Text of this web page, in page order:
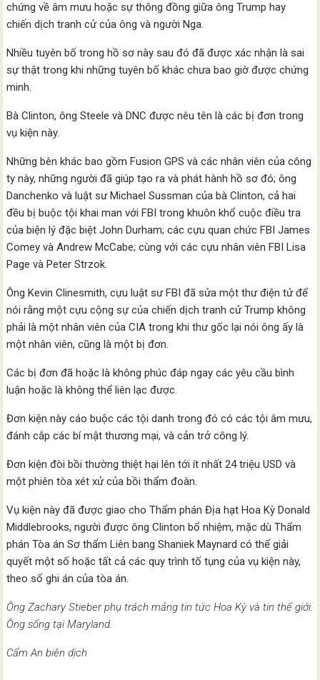
chứng về âm mưu hoặc sự thông đồng giữa ông Trump hay
chiến dịch tranh cử của ông và người Nga.
Nhiều tuyên bố trong hồ sơ này sau đó đã được xác nhận là sai
sự thật trong khi những tuyên bố khác chưa bao giờ được chứng
minh.
Bà Clinton, ông Steele và DNC được nêu tên là các bị đơn trong
vụ kiện này.
Những bên khác bao gồm Fusion GPS và các nhân viên của công
ty này, những người đã giúp tạo ra và phát hành hồ sơ đó; ông
Danchenko và luật sư Michael Sussman của bà Clinton, cả hai
đều bị buộc tội khai man với FBI trong khuôn khổ cuộc điều tra
của biện lý đặc biệt John Durham; các cựu quan chức FBI James
Comey và Andrew McCabe; cùng với các cựu nhân viên FBI Lisa
Page và Peter Strzok.
Ông Kevin Clinesmith, cựu luật sư FBI đã sửa một thư điện tử để
nói rằng một cựu cộng sự của chiến dịch tranh cử Trump không
phải là một nhân viên của CIA trong khi thư gốc lại nói ông ấy là
một nhân viên, cũng là một bị đơn.
Các bị đơn đã hoặc là không phúc đáp ngay các yêu cầu bình
luận hoặc là không thể liên lạc được.
Đơn kiện này cáo buộc các tội danh trong đó có các tội âm mưu,
đánh cắp các bí mật thương mại, và cản trở công lý.
Đơn kiện đòi bồi thường thiệt hại lên tới ít nhất 24 triệu USD và
một phiên tòa xét xử của bồi thẩm đoàn.
Vụ kiện này đã được giao cho Thẩm phán Địa hạt Hoa Kỳ Donald
Middlebrooks, người được ông Clinton bổ nhiệm, mặc dù Thẩm
phán Tòa án Sơ thẩm Liên bang Shaniek Maynard có thể giải
quyết một số hoặc tất cả các quy trình tố tụng của vụ kiện này,
theo sổ ghi án của tòa án.
Ông Zachary Stieber phụ trách mảng tin tức Hoa Kỳ và tin thế giới.
Ông sống tại Maryland.
Cẩm An biên dịch